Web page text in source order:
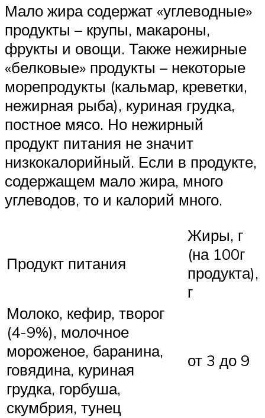
Мало жира содержат «углеводные»
продукты – крупы, макароны,
фрукты и овощи. Также нежирные
«белковые» продукты – некоторые
морепродукты (кальмар, креветки,
нежирная рыба), куриная грудка,
постное мясо. Но нежирный
продукт питания не значит
низкокалорийный. Если в продукте,
содержащем мало жира, много
углеводов, то и калорий много.
Продукт питания
Жиры, г
(на 100г
продукта),
г
Молоко, кефир, творог
(4-9%), молочное
мороженое, баранина,
говядина, куриная
грудка, горбуша,
скумбрия, тунец
от 3 до 9